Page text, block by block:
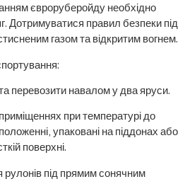
євроруберойду необхідно
Дотримуватися правил безпеки під
газом та відкритим вогнем.
перевозити навалом у два яруси.
при температурі до
упаковані на піддонах або
поверхні.
рулонів під прямим сонячним